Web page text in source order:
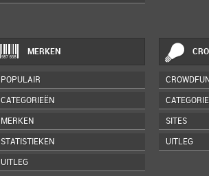
MERKEN
POPULAIR
CATEGORIEËN
MERKEN
STATISTIEKEN
UITLEG
SITES
UITLEG